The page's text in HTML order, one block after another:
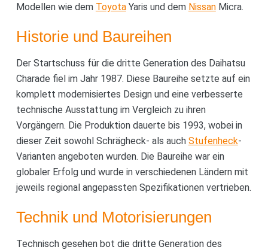
Modellen wie dem ToyotaYaris und dem NissanMicra.
Historie und Baureihen
Der Startschuss für die dritte Generation des Daihatsu
Charade fiel im Jahr 1987. Diese Baureihe setzte auf ein
komplett modernisiertes Design und eine verbesserte
technische Ausstattung im Vergleich zu ihren
Vorgängern. Die Produktion dauerte bis 1993, wobei in
dieser Zeit sowohl Schrägheck- als auch Stufenheck-
Varianten angeboten wurden. Die Baureihe war ein
globaler Erfolg und wurde in verschiedenen Ländern mit
jeweils regional angepassten Spezifikationen vertrieben.
Technik und Motorisierungen
Technisch gesehen bot die dritte Generation des